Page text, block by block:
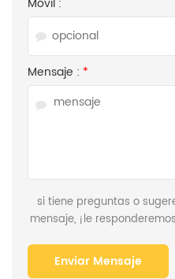
Mensaje : *
si tiene preguntas o
mensaje, ¡le